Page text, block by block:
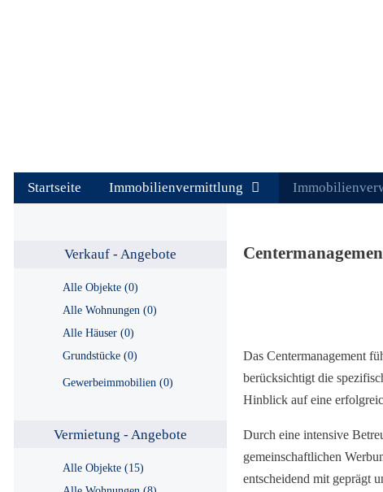
Startseite Immobilienvermittlung
Das Centermanagement
berücksichtigt die
Hinblick auf eine
Durch eine intensive
gemeinschaftlichen
entscheidend mit geprägt
Verkauf - Angebote
Alle Objekte (0)
Alle Wohnungen (0)
Alle Häuser (0)
Grundstücke (0)
Gewerbeimmobilien (0)
Vermietung - Angebote
Alle Objekte (15)